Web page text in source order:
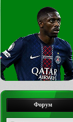
Форум